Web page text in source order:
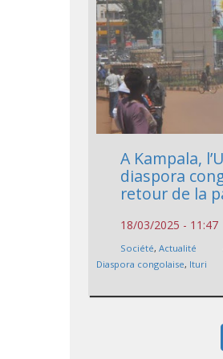
A Kampala,
diaspora
retour de la
18/03/2025 - 11:47
Société,Actualité
Diaspora congolaise, Ituri